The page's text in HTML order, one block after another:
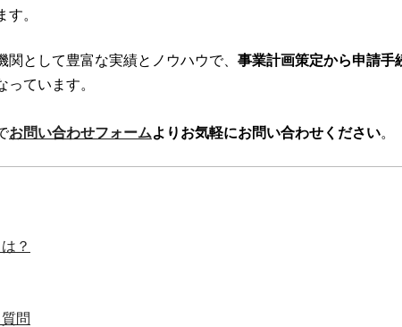
。
として豊富な実績とノウハウで、 事業計画策定から申請手
っています。
お問い合わせフォームよりお気軽にお問い合わせください。
？
問